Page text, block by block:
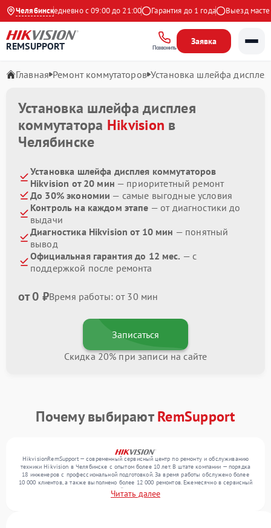
ЧелябинскЕжедневно с 09:00 до 21:00 Гарантия до 1 года Выезд мастера
REMSUPPORT Позвонить
Заявка
Главная Ремонт коммутаторов Установка шлейфа дисплея
Установка шлейфа дисплея
коммутатора Hikvision в
Челябинске
Установка шлейфа дисплея коммутаторов
Hikvision от 20 мин — приоритетный ремонт
До 30% экономии — самые выгодные условия
Контроль на каждом этапе — от диагностики до
выдачи
Диагностика Hikvision от 10 мин — понятный
вывод
Официальная гарантия до 12 мес. — с
поддержкой после ремонта
от 0 ₽Время работы: от 30 мин
Записаться
Скидка 20% при записи на сайте
Почему выбираютRemSupport
HikvisionRemSupport — современный сервисный центр по ремонту и обслуживанию
техники Hikvision в Челябинске с опытом более 10 лет. В штате компании — порядка
18 инженеров с профессиональной подготовкой. За время работы обслужено более
10 000 клиентов, а также выполнено более 12 000 ремонтов. Ежемесячно в сервисный
центр поступает более 300 обращений, включая , , . Мы работаем с широким спектром
неисправностей и обеспечиваем надежный результат благодаря отлаженным
Читать далее